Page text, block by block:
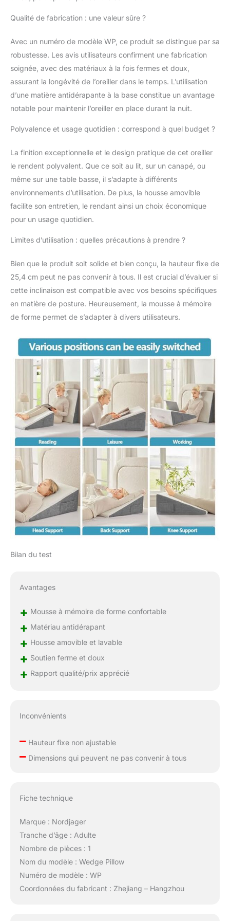
l'oreiller compensé de
30,5 cm est meilleur
de lit compensé de 19,1
cm est meilleur pour les
personnes de petite
taille, nous vous
recommandons donc
de choisir la bonne
taille en fonction de
de vos habitudes de
multiples : le coussin
de lit pour dormir est
adapté pour élever la
tête, le dos, les jambes
et les pieds. En élevant
le haut de votre corps à
pour dormir soulage la
et vos jambes. Pour le
ronflement, post-
brûlures d'estomac,
reflux acide,
ballonnements,
de sinus, apnée du
sommeil, jambes
enflées ou douleurs au
cou et au dos, cet
oreiller cale post-
chirurgie est la réponse
à tous vos besoins de
santé Que vous ayez
subi une chirurgie
abdominale, des
problèmes respiratoires
digestifs ou que vous
ayez besoin d'améliorer
la circulation,
l'utilisation de l'oreiller
compensé apportera
soulagement, confort
et relaxation Housse
respirante et lavable :
vous offrir une
d'oreiller triangulaire
machine pour un
livré avec deux poches
latérales orientées
déplacer facilement la
design antidérapant
Qualité de fabrication : une valeur sûre ?
Avec un numéro de modèle WP, ce produit se distingue par sa
robustesse. Les avis utilisateurs confirment une fabrication
soignée, avec des matériaux à la fois fermes et doux,
assurant la longévité de l’oreiller dans le temps. L’utilisation
d’une matière antidérapante à la base constitue un avantage
notable pour maintenir l’oreiller en place durant la nuit.
Polyvalence et usage quotidien : correspond à quel budget ?
La finition exceptionnelle et le design pratique de cet oreiller
le rendent polyvalent. Que ce soit au lit, sur un canapé, ou
même sur une table basse, il s’adapte à différents
environnements d’utilisation. De plus, la housse amovible
facilite son entretien, le rendant ainsi un choix économique
pour un usage quotidien.
Limites d’utilisation : quelles précautions à prendre ?
Bien que le produit soit solide et bien conçu, la hauteur fixe de
25,4 cm peut ne pas convenir à tous. Il est crucial d’évaluer si
cette inclinaison est compatible avec vos besoins spécifiques
en matière de posture. Heureusement, la mousse à mémoire
de forme permet de s’adapter à divers utilisateurs.
Bilan du test
Avantages
+ Mousse à mémoire de forme confortable
+ Matériau antidérapant
+ Housse amovible et lavable
+ Soutien ferme et doux
+ Rapport qualité/prix apprécié
Inconvénients
–Hauteur fixe non ajustable
–Dimensions qui peuvent ne pas convenir à tous
Fiche technique
Marque : Nordjager
Tranche d’âge : Adulte
Nombre de pièces : 1
Nom du modèle : Wedge Pillow
Numéro de modèle : WP
Coordonnées du fabricant : Zhejiang – Hangzhou